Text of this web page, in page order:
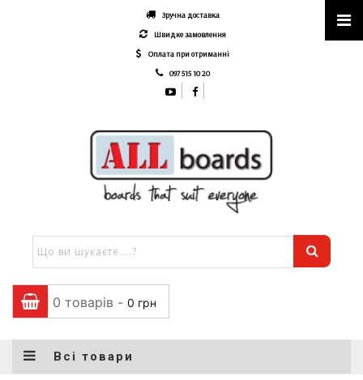
Зручна доставка
Швидке замовлення
Оплата при отриманні
097 515 10 20
0 товарів - 0 грн
Всі товари